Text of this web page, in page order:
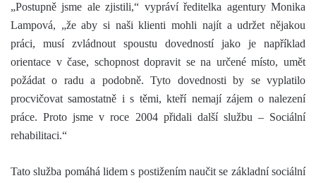
„Postupně jsme ale zjistili,“ vypráví ředitelka agentury Monika
Lampová, „že aby si naši klienti mohli najít a udržet nějakou
práci, musí zvládnout spoustu dovedností jako je například
orientace v čase, schopnost dopravit se na určené místo, umět
požádat o radu a podobně. Tyto dovednosti by se vyplatilo
procvičovat samostatně i s těmi, kteří nemají zájem o nalezení
práce. Proto jsme v roce 2004 přidali další službu – Sociální
rehabilitaci.“
Tato služba pomáhá lidem s postižením naučit se základní sociální